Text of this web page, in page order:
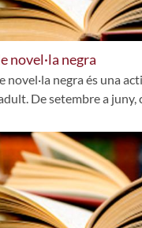
novel·la negra
novel·la negra és una
De setembre a juny,